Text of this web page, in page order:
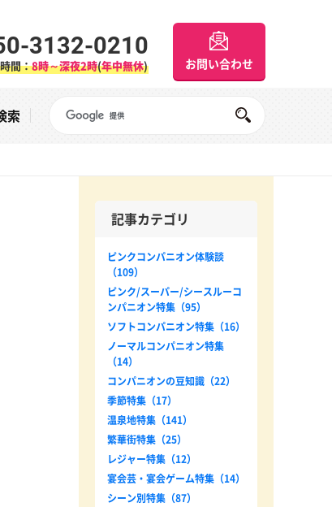
3132-0210
間：8時～深夜2時(年中無休) お問い合わせ
索
記事カテゴリ
ピンクコンパニオン体験談
（109）
ピンク/スーパー/シースルーコ
ンパニオン特集（95）
ソフトコンパニオン特集（16）
ノーマルコンパニオン特集
（14）
コンパニオンの豆知識（22）
季節特集（17）
温泉地特集（141）
繁華街特集（25）
レジャー特集（12）
宴会芸・宴会ゲーム特集（14）
シーン別特集（87）